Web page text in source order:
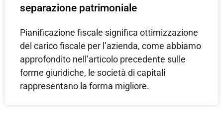
separazione patrimoniale
Pianificazione fiscale significa ottimizzazione
del carico fiscale per l’azienda, come abbiamo
approfondito nell’articolo precedente sulle
forme giuridiche, le società di capitali
rappresentano la forma migliore.